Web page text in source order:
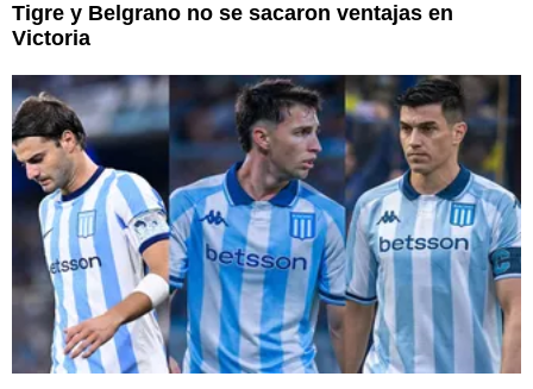
Tigre y Belgrano no se sacaron ventajas en
Victoria